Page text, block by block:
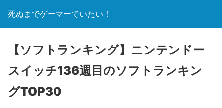
死ぬまでゲーマーでいたい！
【ソフトランキング】ニンテンドー
スイッチ136週目のソフトランキン
グTOP30